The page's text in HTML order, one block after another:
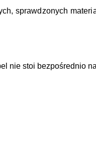
sprawdzonych
nie stoi bezpośrednio